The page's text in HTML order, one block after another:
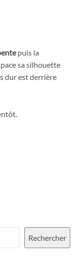
puis la
sa silhouette
dur est derrière
Rechercher